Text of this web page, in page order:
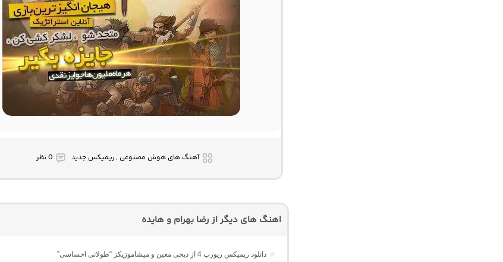
آهنگ های هوش مصنوعی , ریمیکس جدید 0 نظر
اهنگ های دیگر از رضا بهرام و هایده
دانلود ریمیکس ریورب 4 از دیجی معین و میشاموزیکز “طولانی احساسی”